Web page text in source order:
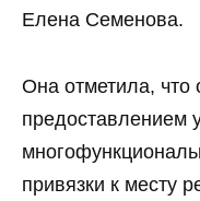
Елена Семенова.
Она отметила, что
предоставлением
привязки к месту